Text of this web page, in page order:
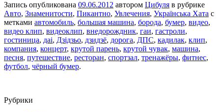
Запись опубликована 09.06.2012 автором Цибуля в рубрике
Авто, Знаменитости, Пикантно, Увлечения, Українська Хата с
метками автомобиль, большая машина, борода, бумер, видео,
видео клип, видеоклип, внедорождник, гаи, гастроли,
гостиница, даі, Дзідзьо, дзидзё, дорога, ДПС, кадилак, клип,
компания, концерт, крутой парень, крутой чувак, машина,
песня, путешествие, ресторан, спортзал, тренажёры, фитнес,
футбол, чёрный бумер.
Рубрики